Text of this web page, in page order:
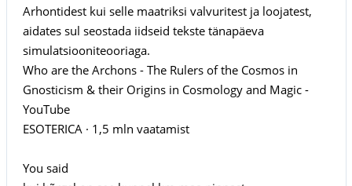
Arhontidest kui selle maatriksi valvuritest ja loojatest,
aidates sul seostada iidseid tekste tänapäeva
simulatsiooniteooriaga.
Who are the Archons - The Rulers of the Cosmos in
Gnosticism & their Origins in Cosmology and Magic -
YouTube
ESOTERICA · 1,5 mln vaatamist
You said